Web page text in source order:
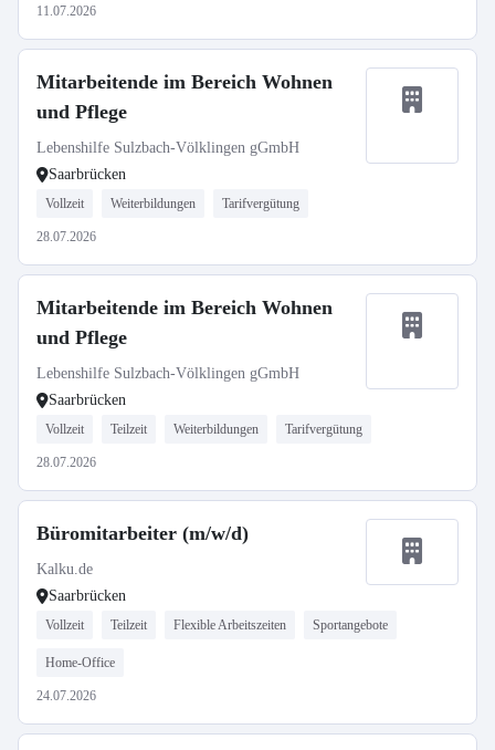
11.07.2026
Mitarbeitende im Bereich Wohnen
und Pflege
Lebenshilfe Sulzbach-Völklingen gGmbH
Saarbrücken
Vollzeit Weiterbildungen Tarifvergütung
28.07.2026
Mitarbeitende im Bereich Wohnen
und Pflege
Lebenshilfe Sulzbach-Völklingen gGmbH
Saarbrücken
Vollzeit Teilzeit Weiterbildungen Tarifvergütung
28.07.2026
Büromitarbeiter (m/w/d)
Kalku.de
Saarbrücken
Vollzeit Teilzeit Flexible Arbeitszeiten Sportangebote
Home-Office
24.07.2026